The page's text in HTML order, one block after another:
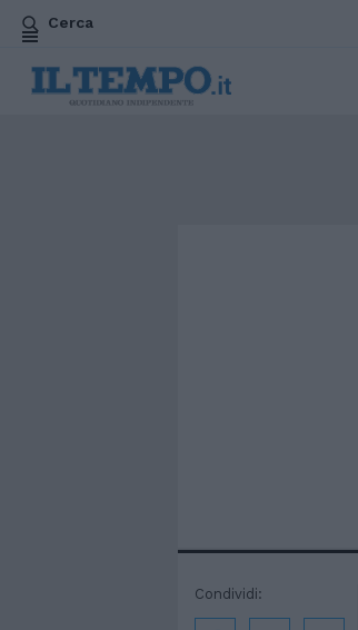
Cerca
Condividi: